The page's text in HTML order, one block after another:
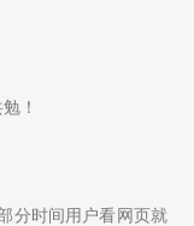
！
分时间用户看网页就